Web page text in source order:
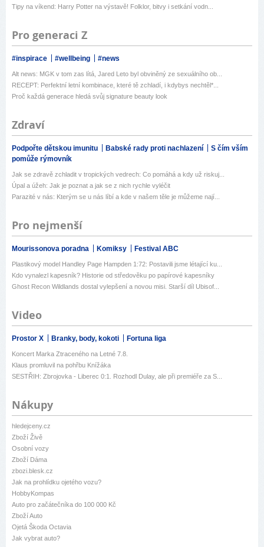
Tipy na víkend: Harry Potter na výstavě! Folklor, bitvy i setkání vodn...
Pro generaci Z
#inspirace #wellbeing #news
Alt news: MGK v tom zas lítá, Jared Leto byl obviněný ze sexuálního ob...
RECEPT: Perfektní letní kombinace, které tě zchladí, i kdybys nechtěl*...
Proč každá generace hledá svůj signature beauty look
Zdraví
Podpořte dětskou imunitu Babské rady proti nachlazení
S čím vším
pomůže rýmovník
Jak se zdravě zchladit v tropických vedrech: Co pomáhá a kdy už riskuj...
Úpal a úžeh: Jak je poznat a jak se z nich rychle vyléčit
Parazité v nás: Kterým se u nás líbí a kde v našem těle je můžeme nají...
Pro nejmenší
Mourissonova poradna Komiksy Festival ABC
Plastikový model Handley Page Hampden 1:72: Postavili jsme létající ku...
Kdo vynalezl kapesník? Historie od středověku po papírové kapesníky
Ghost Recon Wildlands dostal vylepšení a novou misi. Starší díl Ubisof...
Video
Prostor X Branky, body, kokoti Fortuna liga
Koncert Marka Ztraceného na Letné 7.8.
Klaus promluvil na pohřbu Knížáka
SESTŘIH: Zbrojovka - Liberec 0:1. Rozhodl Dulay, ale při premiéře za S...
Nákupy
hledejceny.cz
Zboží Živě
Osobní vozy
Zboží Dáma
zbozi.blesk.cz
Jak na prohlídku ojetého vozu?
HobbyKompas
Auto pro začátečníka do 100 000 Kč
Zboží Auto
Ojetá Škoda Octavia
Jak vybrat auto?